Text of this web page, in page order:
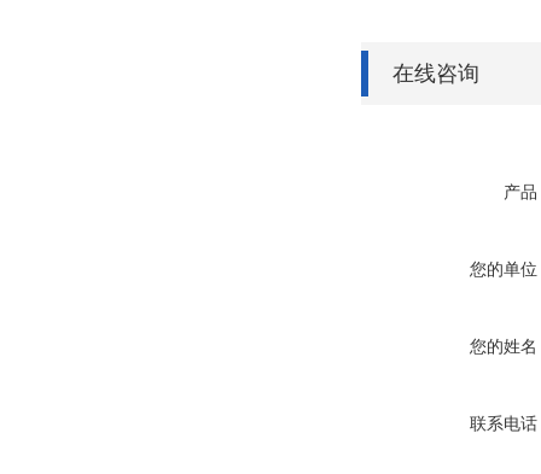
在线咨询
产品
您的单位
您的姓名
联系电话